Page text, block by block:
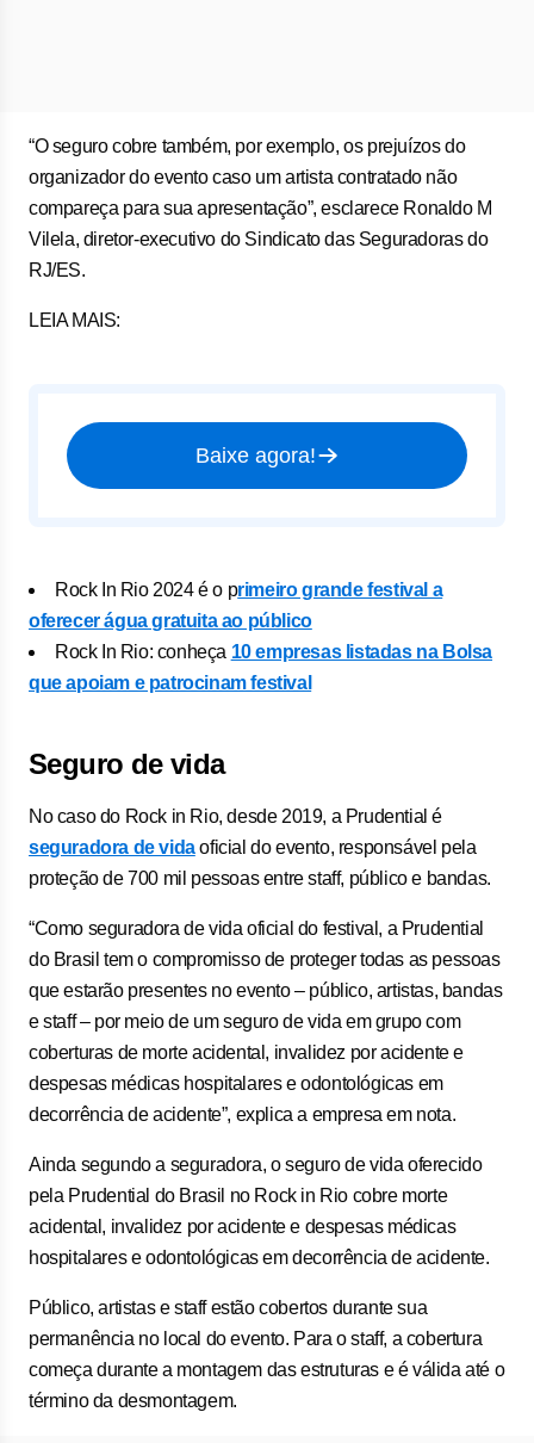
“O seguro cobre também, por exemplo, os prejuízos do
organizador do evento caso um artista contratado não
compareça para sua apresentação”, esclarece Ronaldo M
Vilela, diretor-executivo do Sindicato das Seguradoras do
RJ/ES.
LEIA MAIS:
Baixe agora!
Rock In Rio 2024 é o primeiro grande festival a
oferecer água gratuita ao público
Rock In Rio: conheça 10 empresas listadas na Bolsa
que apoiam e patrocinam festival
Seguro de vida
No caso do Rock in Rio, desde 2019, a Prudential é
seguradora de vidaoficial do evento, responsável pela
proteção de 700 mil pessoas entre staff, público e bandas.
“Como seguradora de vida oficial do festival, a Prudential
do Brasil tem o compromisso de proteger todas as pessoas
que estarão presentes no evento – público, artistas, bandas
e staff – por meio de um seguro de vida em grupo com
coberturas de morte acidental, invalidez por acidente e
despesas médicas hospitalares e odontológicas em
decorrência de acidente”, explica a empresa em nota.
Ainda segundo a seguradora, o seguro de vida oferecido
pela Prudential do Brasil no Rock in Rio cobre morte
acidental, invalidez por acidente e despesas médicas
hospitalares e odontológicas em decorrência de acidente.
Público, artistas e staff estão cobertos durante sua
permanência no local do evento. Para o staff, a cobertura
começa durante a montagem das estruturas e é válida até o
término da desmontagem.